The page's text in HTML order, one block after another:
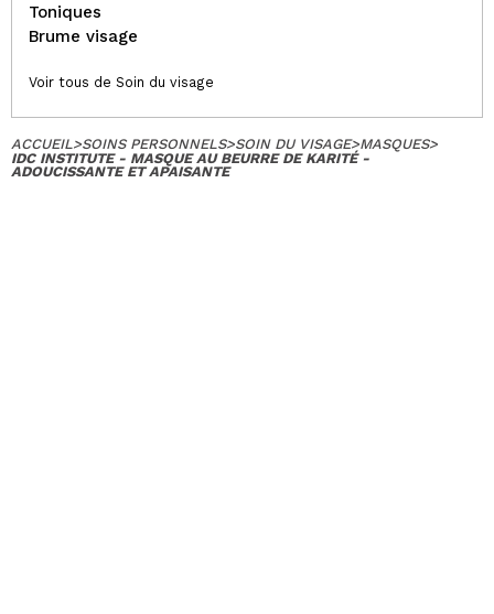
Toniques
Brume visage
Voir tous de Soin du visage
ACCUEIL>SOINS PERSONNELS>SOIN DU VISAGE>MASQUES>
IDC INSTITUTE - MASQUE AU BEURRE DE KARITÉ -
ADOUCISSANTE ET APAISANTE